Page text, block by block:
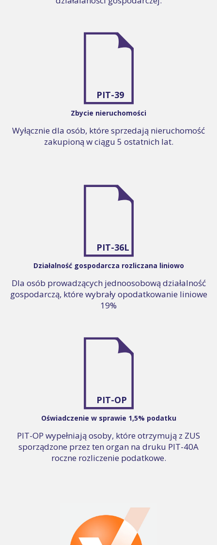
PIT-39
Zbycie nieruchomości
Wyłącznie dla osób, które sprzedają nieruchomość
zakupioną w ciągu 5 ostatnich lat.
PIT-36L
Działalność gospodarcza rozliczana liniowo
Dla osób prowadzących jednoosobową działalność
gospodarczą, które wybrały opodatkowanie liniowe
19%
PIT-OP
Oświadczenie w sprawie 1,5% podatku
PIT-OP wypełniają osoby, które otrzymują z ZUS
sporządzone przez ten organ na druku PIT-40A
roczne rozliczenie podatkowe.